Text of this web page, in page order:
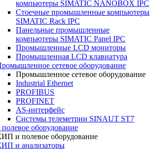
компьютеры SIMATIC NANOBOX IPC
Стоечные промышленные компьютеры
SIMATIC Rack IPC
Панельные промышленные
компьютеры SIMATIC Panel IPC
Промышленные LCD мониторы
Промышленная LCD клавиатура
сетевое оборудование
Промышленное сетевое оборудование
Industrial Ethernet
PROFIBUS
PROFINET
AS-интерфейс
Системы телеметрии SINAUT ST7
оборудование
и полевое оборудование
и анализаторы